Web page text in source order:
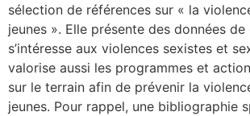
sélection de références sur « la
jeunes ». Elle présente des données
s’intéresse aux violences sexistes et
valorise aussi les programmes et
sur le terrain afin de prévenir la
jeunes. Pour rappel, une bibliographie